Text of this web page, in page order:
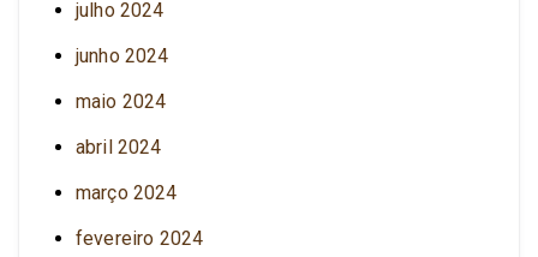
julho 2024
junho 2024
maio 2024
abril 2024
março 2024
fevereiro 2024